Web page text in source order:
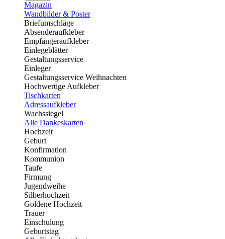
Magazin
Wandbilder & Poster
Briefumschläge
Absenderaufkleber
Empfängeraufkleber
Einlegeblätter
Gestaltungsservice
Einleger
Gestaltungsservice Weihnachten
Hochwertige Aufkleber
Tischkarten
Adressaufkleber
Wachssiegel
Alle Dankeskarten
Hochzeit
Geburt
Konfirmation
Kommunion
Taufe
Firmung
Jugendweihe
Silberhochzeit
Goldene Hochzeit
Trauer
Einschulung
Geburtstag